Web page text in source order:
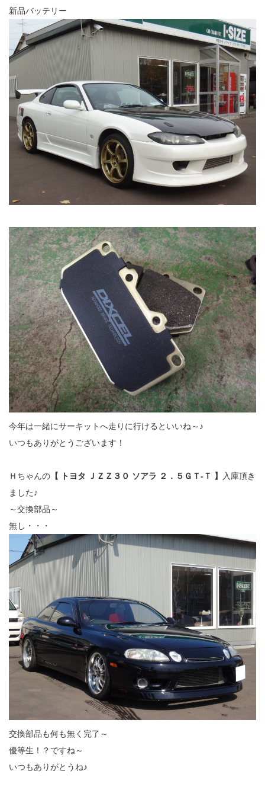
新品バッテリー
今年は一緒にサーキットへ走りに行けるといいね～♪
いつもありがとうございます！
Ｈちゃんの 【 トヨタ ＪＺＺ３０ ソアラ ２．５ＧＴ‐Ｔ 】
入庫頂き
ました♪
～交換部品～
無し・・・
交換部品も何も無く完了～
優等生！？ですね～
いつもありがとうね♪